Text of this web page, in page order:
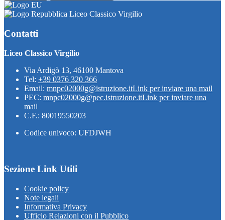
Liceo Classico Virgilio
Contatti
Liceo Classico Virgilio
Via Ardigò 13, 46100 Mantova
Tel: +39 0376 320 366
Email: mnpc02000g@istruzione.itLink per inviare una mail
PEC: mnpc02000g@pec.istruzione.itLink per inviare una
mail
C.F.: 80019550203
Codice univoco: UFDJWH
Sezione Link Utili
Cookie policy
Note legali
Informativa Privacy
Ufficio Relazioni con il Pubblico